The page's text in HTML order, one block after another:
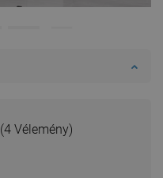
(4 Vélemény)